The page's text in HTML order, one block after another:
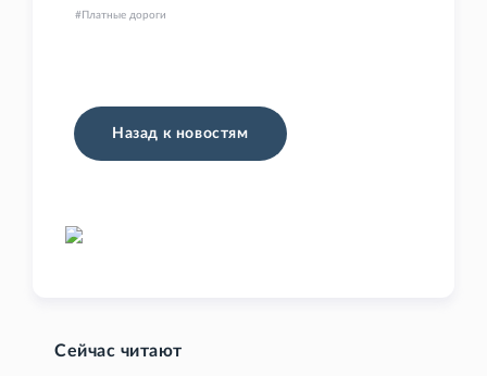
Платные дороги
Назад к новостям
Сейчас читают